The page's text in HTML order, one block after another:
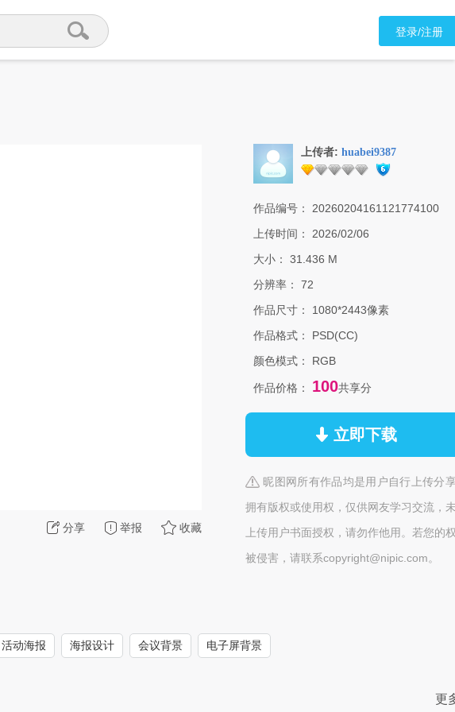
登录/注册
分享 举报 收藏
上传者: huabei9387
作品编号：
20260204161121774100
上传时间：
2026/02/06
大小：
31.436 M
分辨率：
72
作品尺寸：
1080*2443像素
作品格式：
PSD(CC)
颜色模式：
RGB
作品价格： 100共享分
立即下载
昵图网所有作品均是用户自行上传分
拥有版权或使用权，仅供网友学习交流，
上传用户书面授权，请勿作他用。若您的
被侵害，请联系copyright@nipic.com。
活动海报 海报设计 会议背景 电子屏背景
更